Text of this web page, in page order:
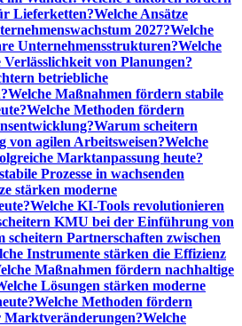
Lieferketten?Welche Ansätze
2027?Welche
Unternehmensstrukturen?Welche
von Planungen?
betriebliche
Welche Maßnahmen fördern stabile
Welche Methoden fördern
Warum scheitern
agilen Arbeitsweisen?Welche
Marktanpassung heute?
Prozesse in wachsenden
stärken moderne
Welche KI-Tools revolutionieren
KMU bei der Einführung von
scheitern Partnerschaften zwischen
Instrumente stärken die Effizienz
Maßnahmen fördern nachhaltige
Lösungen stärken moderne
Welche Methoden fördern
Marktveränderungen?Welche